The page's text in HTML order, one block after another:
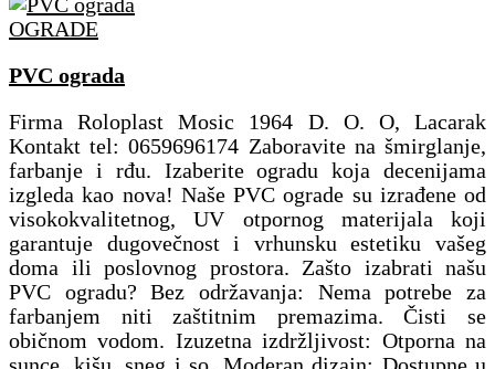
OGRADE
PVC ograda
Firma Roloplast Mosic 1964 D. O. O, Lacarak
Kontakt tel: 0659696174 Zaboravite na šmirglanje,
farbanje i rđu. Izaberite ogradu koja decenijama
izgleda kao nova! ​Naše PVC ograde su izrađene od
visokokvalitetnog, UV otpornog materijala koji
garantuje dugovečnost i vrhunsku estetiku vašeg
doma ili poslovnog prostora. Zašto izabrati našu
PVC ogradu? ​Bez održavanja: Nema potrebe za
farbanjem niti zaštitnim premazima. Čisti se
običnom vodom. ​Izuzetna izdržljivost: Otporna na